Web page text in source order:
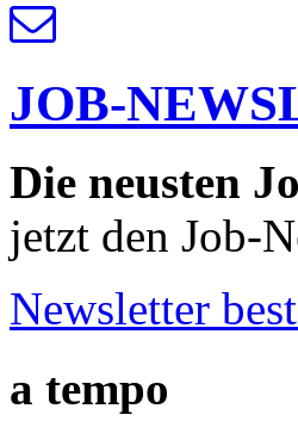
JOB-
Die neusten
jetzt den Job-
Newsletter
a tempo